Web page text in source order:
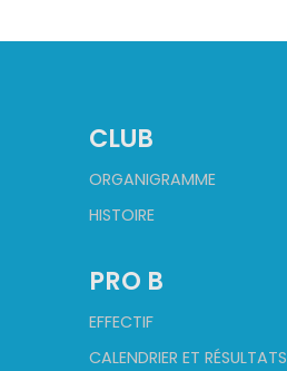
CLUB
ORGANIGRAMME
HISTOIRE
PRO B
EFFECTIF
CALENDRIER ET RÉSULTATS